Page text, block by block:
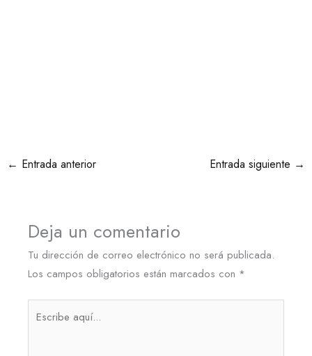
← Entrada anterior Entrada siguiente →
Deja un comentario
Tu dirección de correo electrónico no será publicada.
Los campos obligatorios están marcados con *